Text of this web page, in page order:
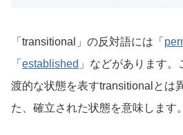
「transitional」の反対語には「
「 established 」などがあります
渡的な状態を表すtransitionalとは
た、確立された状態を意味します。